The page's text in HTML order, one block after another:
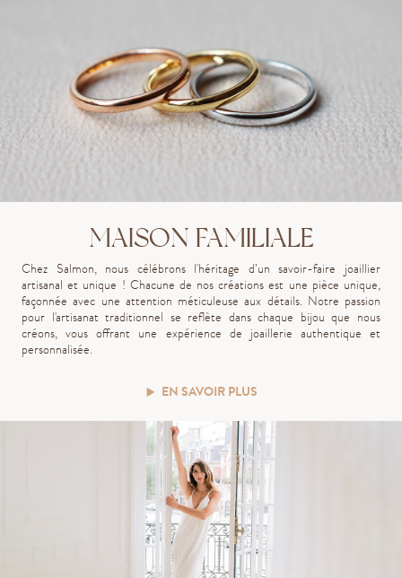
MAISON FAMILIALE
Chez Salmon, nous célébrons l'héritage d’un savoir-faire joaillier
artisanal et unique ! Chacune de nos créations est une pièce unique,
façonnée avec une attention méticuleuse aux détails. Notre passion
pour l'artisanat traditionnel se reflète dans chaque bijou que nous
créons, vous offrant une expérience de joaillerie authentique et
personnalisée.
EN SAVOIR PLUS